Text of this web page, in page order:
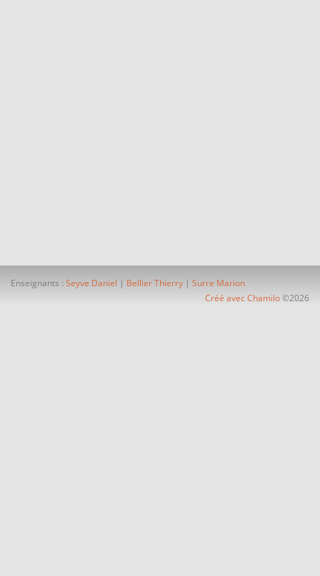
Enseignants : Seyve Daniel | Bellier Thierry | Surre Marion
Créé avec Chamilo©2026